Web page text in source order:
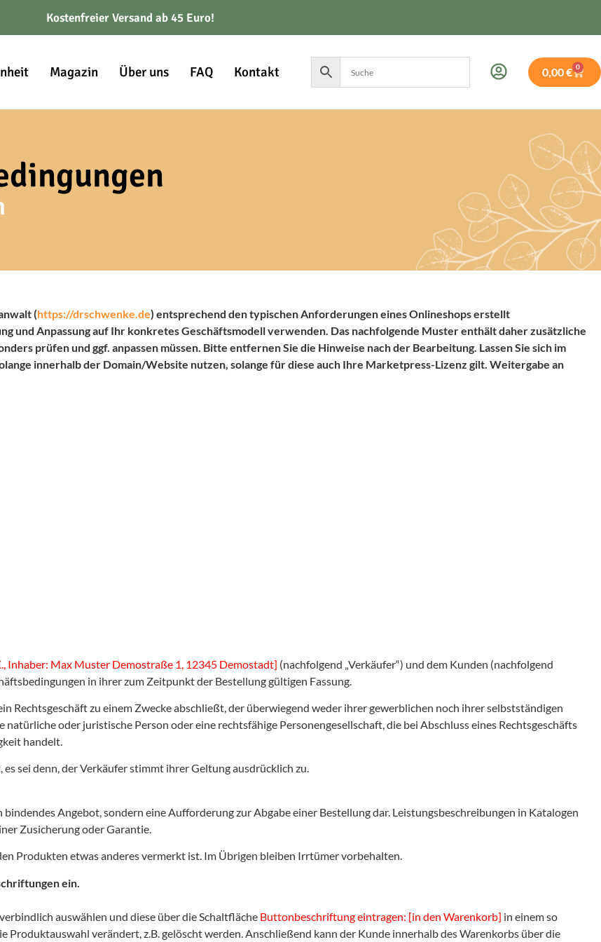
Kostenfreier Versand ab 45 Euro!
Magazin Über uns FAQ Kontakt 0,00€ 0
(https://drschwenke.de) entsprechend den typischen Anforderungen eines Onlineshops erstellt
und Anpassung auf Ihr konkretes Geschäftsmodell verwenden. Das nachfolgende Muster enthält daher zusätzliche
prüfen und ggf. anpassen müssen. Bitte entfernen Sie die Hinweise nach der Bearbeitung. Lassen Sie sich im
innerhalb der Domain/Website nutzen, solange für diese auch Ihre Marketpress-Lizenz gilt. Weitergabe an
Inhaber: Max Muster Demostraße 1, 12345 Demostadt] (nachfolgend „Verkäufer“) und dem Kunden (nachfolgend
in ihrer zum Zeitpunkt der Bestellung gültigen Fassung.
Rechtsgeschäft zu einem Zwecke abschließt, der überwiegend weder ihrer gewerblichen noch ihrer selbstständigen
oder juristische Person oder eine rechtsfähige Personengesellschaft, die bei Abschluss eines Rechtsgeschäfts
handelt.
sei denn, der Verkäufer stimmt ihrer Geltung ausdrücklich zu.
Angebot, sondern eine Aufforderung zur Abgabe einer Bestellung dar. Leistungsbeschreibungen in Katalogen
Zusicherung oder Garantie.
Produkten etwas anderes vermerkt ist. Im Übrigen bleiben Irrtümer vorbehalten.
ein.
auswählen und diese über die Schaltfläche Buttonbeschriftung eintragen: [in den Warenkorb] in einem so
Produktauswahl verändert, z.B. gelöscht werden. Anschließend kann der Kunde innerhalb des Warenkorbs über die